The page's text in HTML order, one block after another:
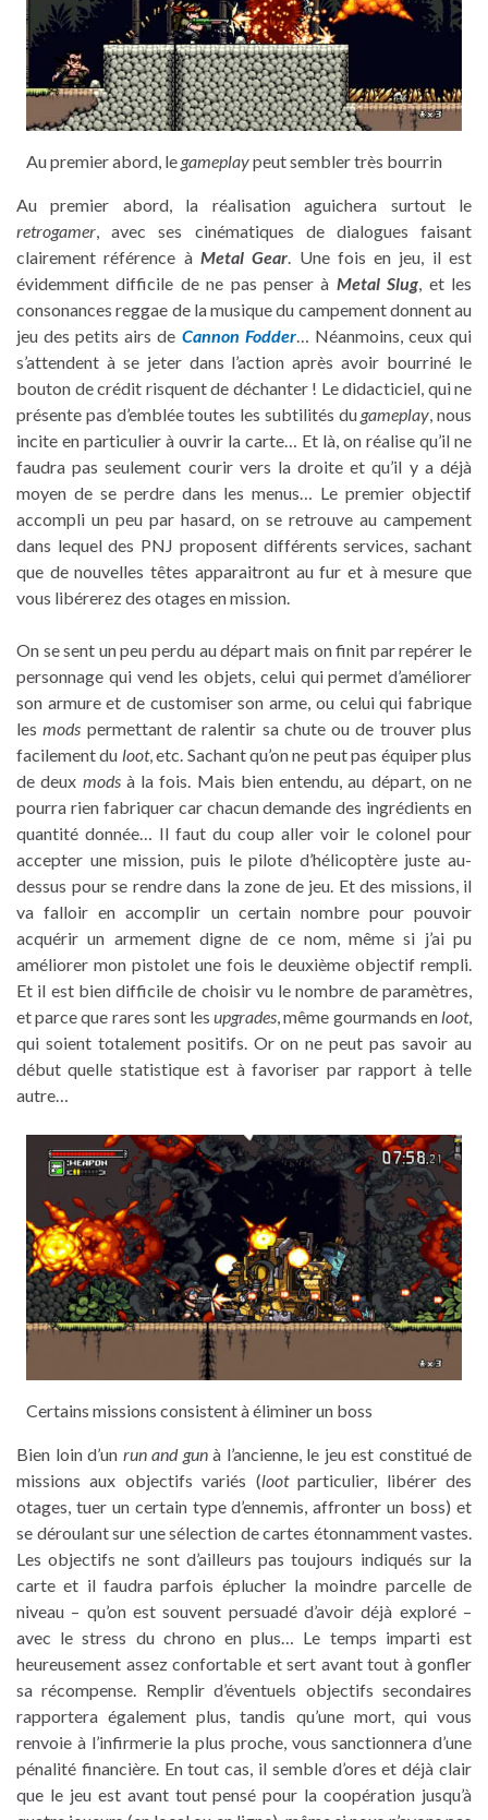
Au premier abord, le gameplaypeut sembler très bourrin
Au premier abord, la réalisation aguichera surtout le
retrogamer, avec ses cinématiques de dialogues faisant
clairement référence à Metal Gear. Une fois en jeu, il est
évidemment difficile de ne pas penser à Metal Slug, et les
consonances reggae de la musique du campement donnent au
jeu des petits airs de Cannon Fodder… Néanmoins, ceux qui
s’attendent à se jeter dans l’action après avoir bourriné le
bouton de crédit risquent de déchanter ! Le didacticiel, qui ne
présente pas d’emblée toutes les subtilités du gameplay, nous
incite en particulier à ouvrir la carte… Et là, on réalise qu’il ne
faudra pas seulement courir vers la droite et qu’il y a déjà
moyen de se perdre dans les menus… Le premier objectif
accompli un peu par hasard, on se retrouve au campement
dans lequel des PNJ proposent différents services, sachant
que de nouvelles têtes apparaitront au fur et à mesure que
vous libérerez des otages en mission.
On se sent un peu perdu au départ mais on finit par repérer le
personnage qui vend les objets, celui qui permet d’améliorer
son armure et de customiser son arme, ou celui qui fabrique
lesmods permettant de ralentir sa chute ou de trouver plus
facilement du loot, etc. Sachant qu’on ne peut pas équiper plus
de deux modsà la fois. Mais bien entendu, au départ, on ne
pourra rien fabriquer car chacun demande des ingrédients en
quantité donnée… Il faut du coup aller voir le colonel pour
accepter une mission, puis le pilote d’hélicoptère juste au-
dessus pour se rendre dans la zone de jeu. Et des missions, il
va falloir en accomplir un certain nombre pour pouvoir
acquérir un armement digne de ce nom, même si j’ai pu
améliorer mon pistolet une fois le deuxième objectif rempli.
Et il est bien difficile de choisir vu le nombre de paramètres,
et parce que rares sont lesupgrades, même gourmands en loot,
qui soient totalement positifs. Or on ne peut pas savoir au
début quelle statistique est à favoriser par rapport à telle
autre…
Certains missions consistent à éliminer un boss
Bien loin d’un run and gunà l’ancienne, le jeu est constitué de
missions aux objectifs variés (lootparticulier, libérer des
otages, tuer un certain type d’ennemis, affronter un boss) et
se déroulant sur une sélection de cartes étonnamment vastes.
Les objectifs ne sont d’ailleurs pas toujours indiqués sur la
carte et il faudra parfois éplucher la moindre parcelle de
niveau – qu’on est souvent persuadé d’avoir déjà exploré –
avec le stress du chrono en plus… Le temps imparti est
heureusement assez confortable et sert avant tout à gonfler
sa récompense. Remplir d’éventuels objectifs secondaires
rapportera également plus, tandis qu’une mort, qui vous
renvoie à l’infirmerie la plus proche, vous sanctionnera d’une
pénalité financière. En tout cas, il semble d’ores et déjà clair
que le jeu est avant tout pensé pour la coopération jusqu’à